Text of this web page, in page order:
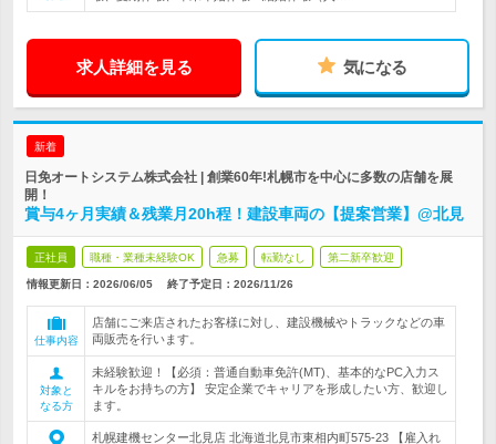
求人詳細を見る 気になる
新着
日免オートシステム株式会社 | 創業60年!札幌市を中心に多数の店舗を展
開！
賞与4ヶ月実績＆残業月20h程！建設車両の【提案営業】@北見
正社員 職種・業種未経験OK 急募 転勤なし 第二新卒歓迎
情報更新日：2026/06/05 終了予定日： 2026/11/26
仕事内容
店舗にご来店されたお客様に対し、建設機械やトラックなどの車
両販売を行います。
対象と
なる方
未経験歓迎！【必須：普通自動車免許(MT)、基本的なPC入力ス
キルをお持ちの方】 安定企業でキャリアを形成したい方、歓迎し
ます。
札幌建機センター北見店 北海道北見市東相内町575-23 【雇入れ